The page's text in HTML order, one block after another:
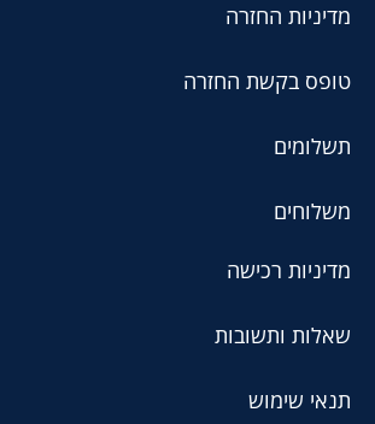
מדיניות החזרה
טופס בקשת החזרה
תשלומים
משלוחים
מדיניות רכישה
שאלות ותשובות
תנאי שימוש